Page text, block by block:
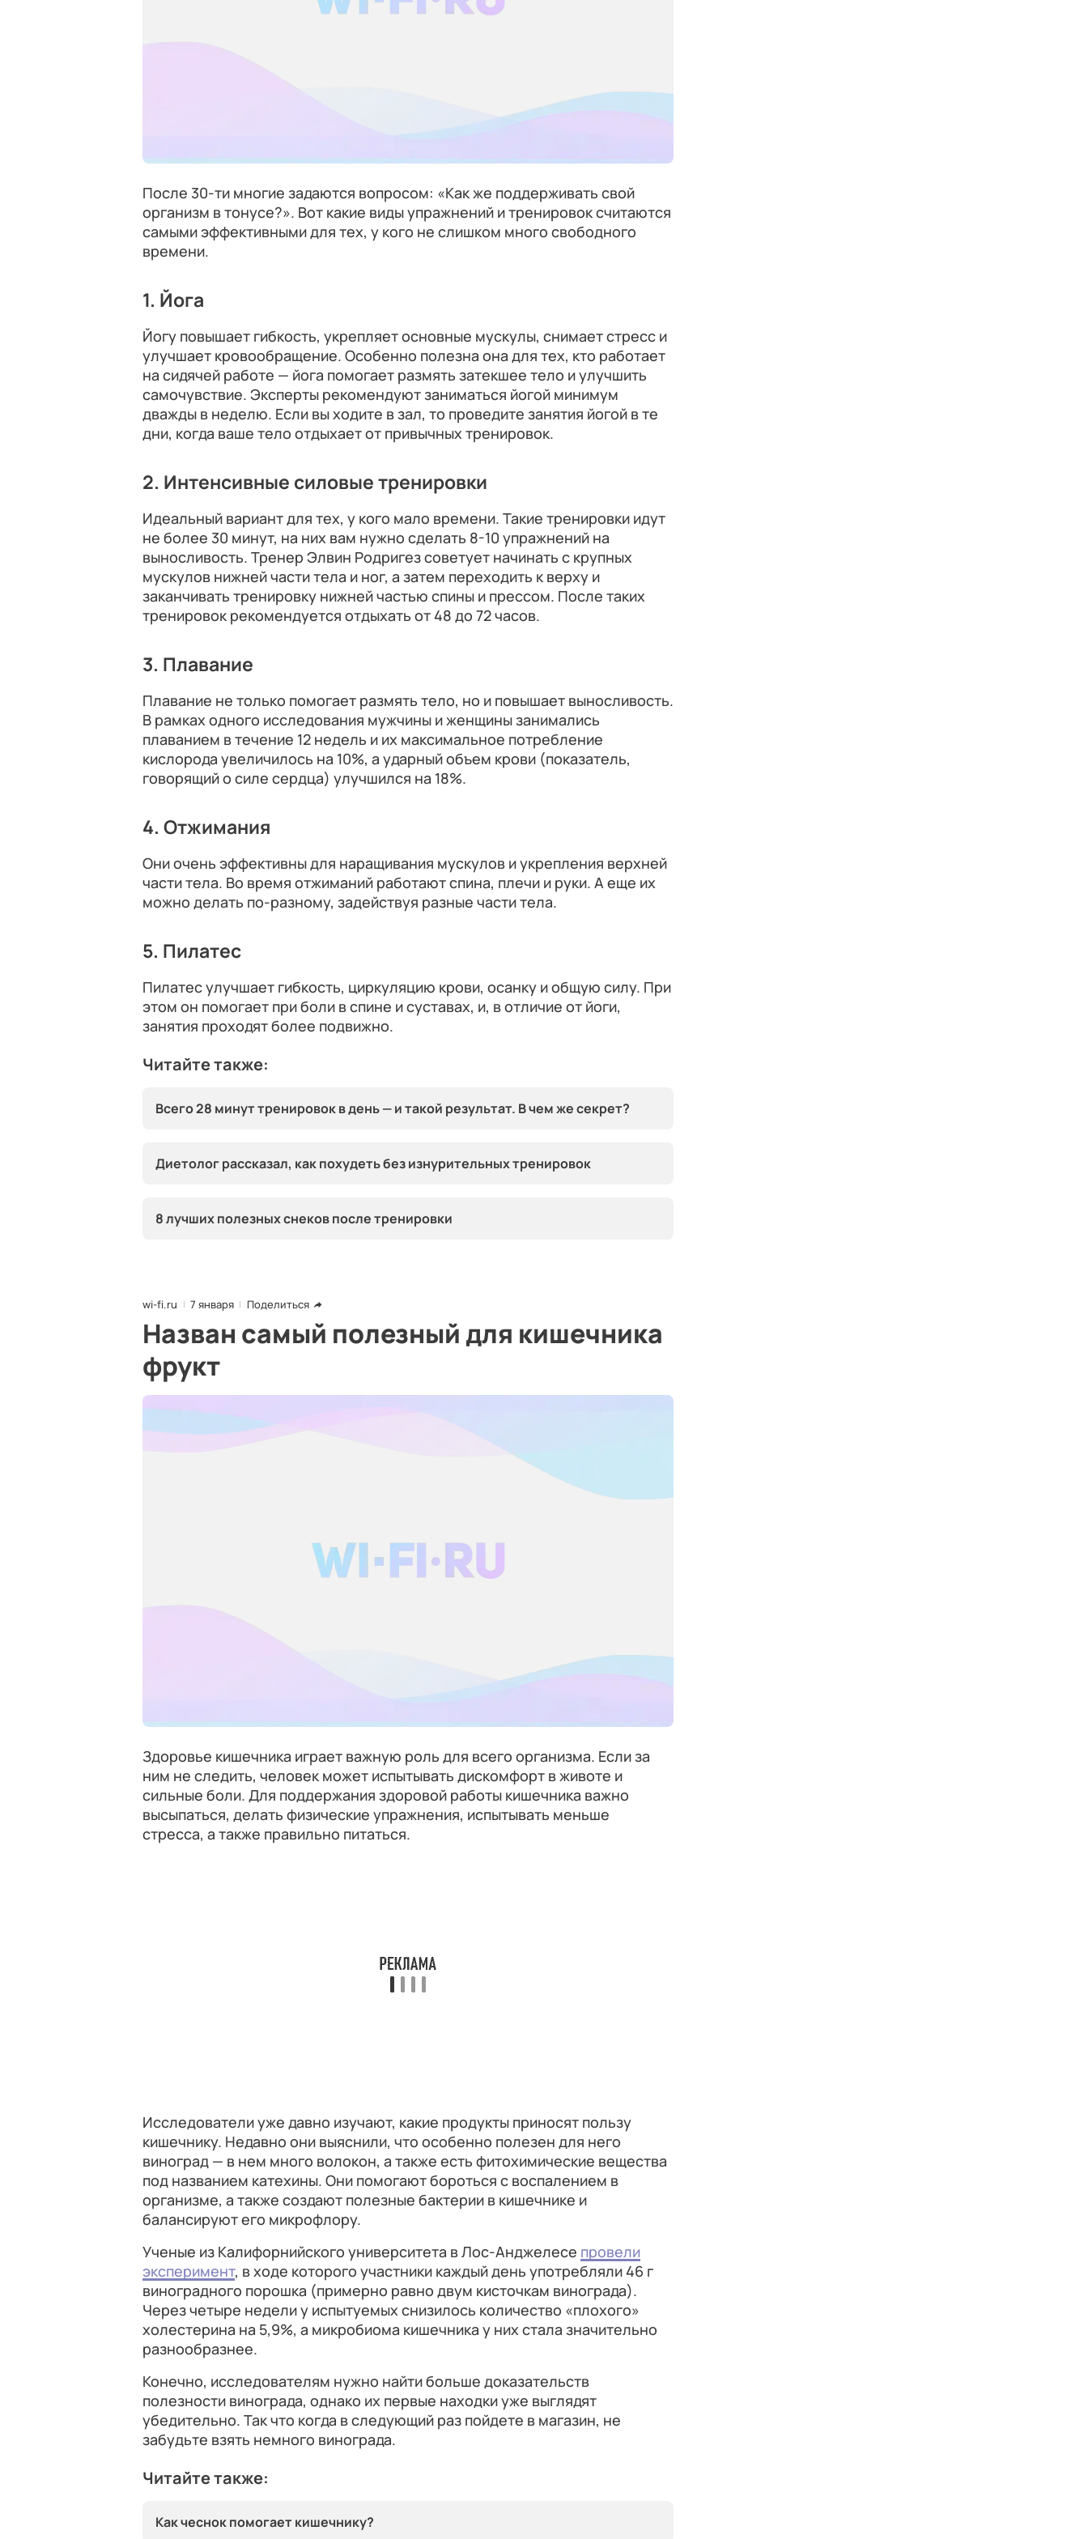
После 30-ти многие задаются вопросом: «Как же поддерживать свой
организм в тонусе?». Вот какие виды упражнений и тренировок считаются
самыми эффективными для тех, у кого не слишком много свободного
времени.
1. Йога
Йогу повышает гибкость, укрепляет основные мускулы, снимает стресс и
улучшает кровообращение. Особенно полезна она для тех, кто работает
на сидячей работе — йога помогает размять затекшее тело и улучшить
самочувствие. Эксперты рекомендуют заниматься йогой минимум
дважды в неделю. Если вы ходите в зал, то проведите занятия йогой в те
дни, когда ваше тело отдыхает от привычных тренировок.
2. Интенсивные силовые тренировки
Идеальный вариант для тех, у кого мало времени. Такие тренировки идут
не более 30 минут, на них вам нужно сделать 8-10 упражнений на
выносливость. Тренер Элвин Родригез советует начинать с крупных
мускулов нижней части тела и ног, а затем переходить к верху и
заканчивать тренировку нижней частью спины и прессом. После таких
тренировок рекомендуется отдыхать от 48 до 72 часов.
3. Плавание
Плавание не только помогает размять тело, но и повышает выносливость.
В рамках одного исследования мужчины и женщины занимались
плаванием в течение 12 недель и их максимальное потребление
кислорода увеличилось на 10%, а ударный объем крови (показатель,
говорящий о силе сердца) улучшился на 18%.
4. Отжимания
Они очень эффективны для наращивания мускулов и укрепления верхней
части тела. Во время отжиманий работают спина, плечи и руки. А еще их
можно делать по-разному, задействуя разные части тела.
5. Пилатес
Пилатес улучшает гибкость, циркуляцию крови, осанку и общую силу. При
этом он помогает при боли в спине и суставах, и, в отличие от йоги,
занятия проходят более подвижно.
Читайте также:
Всего 28 минут тренировок в день — и такой результат. В чем же секрет?
Диетолог рассказал, как похудеть без изнурительных тренировок
8 лучших полезных снеков после тренировки
wi-fi.ru 7 января Поделиться
Назван самый полезный для кишечника
фрукт
Здоровье кишечника играет важную роль для всего организма. Если за
ним не следить, человек может испытывать дискомфорт в животе и
сильные боли. Для поддержания здоровой работы кишечника важно
высыпаться, делать физические упражнения, испытывать меньше
стресса, а также правильно питаться.
Исследователи уже давно изучают, какие продукты приносят пользу
кишечнику. Недавно они выяснили, что особенно полезен для него
виноград — в нем много волокон, а также есть фитохимические вещества
под названием катехины. Они помогают бороться с воспалением в
организме, а также создают полезные бактерии в кишечнике и
балансируют его микрофлору.
Ученые из Калифорнийского университета в Лос-Анджелесе провели
эксперимент, в ходе которого участники каждый день употребляли 46 г
виноградного порошка (примерно равно двум кисточкам винограда).
Через четыре недели у испытуемых снизилось количество «плохого»
холестерина на 5,9%, а микробиома кишечника у них стала значительно
разнообразнее.
Конечно, исследователям нужно найти больше доказательств
полезности винограда, однако их первые находки уже выглядят
убедительно. Так что когда в следующий раз пойдете в магазин, не
забудьте взять немного винограда.
Читайте также:
Как чеснок помогает кишечнику?